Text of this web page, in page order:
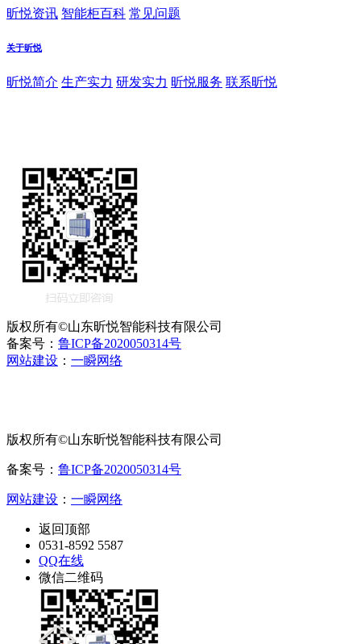
昕悦资讯 智能柜百科 常见问题
关于昕悦
昕悦简介 生产实力 研发实力 昕悦服务 联系昕悦
版权所有©山东昕悦智能科技有限公司
备案号： 鲁ICP备2020050314号
网站建设 ： 一瞬网络
版权所有©山东昕悦智能科技有限公司
备案号： 鲁ICP备2020050314号
网站建设 ： 一瞬网络
返回顶部
0531-8592 5587
QQ在线
微信二维码